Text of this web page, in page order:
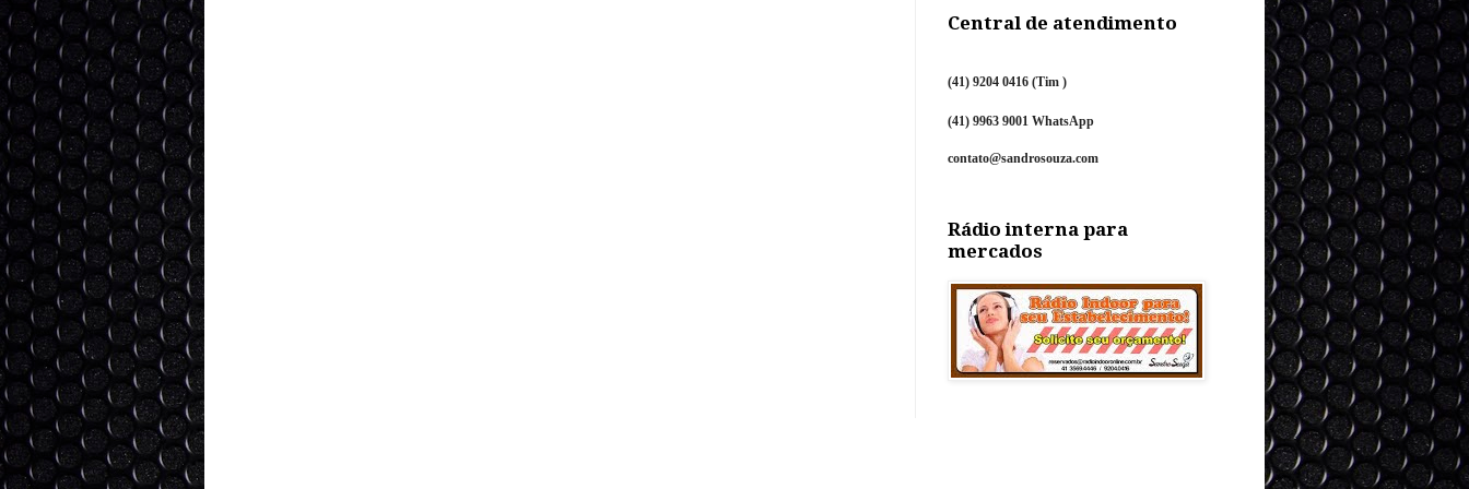
Central de atendimento
(41) 9204 0416 (Tim )
(41) 9963 9001 WhatsApp
contato@sandrosouza.com
Rádio interna para
mercados